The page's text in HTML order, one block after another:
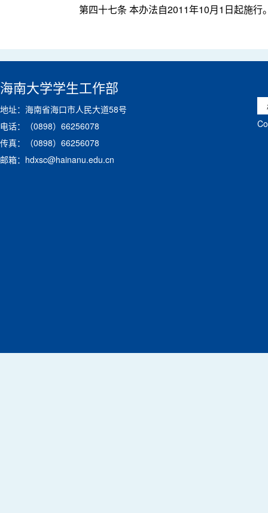
第四十七条 本办法自2011年10月1日起施
海南大学学生工作部
地址：海南省海口市人民大道58号
电话：（0898）66256078
传真：（0898）66256078
邮箱：hdxsc@hainanu.edu.cn